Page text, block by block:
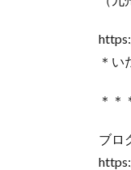
＊い
＊＊
ブロ